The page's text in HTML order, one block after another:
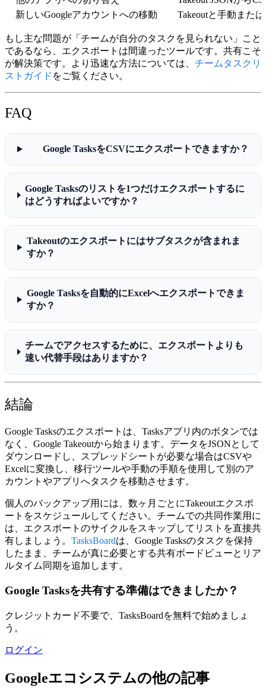
新しいGoogleアカウントへの移動
Takeoutと手動また
もし主な問題が「チームが自分のタスクを見られない」こと
であるなら、エクスポートは間違ったツールです。共有こそ
が解決策です。より迅速な方法については、 チームタスクリ
ストガイド をご覧ください。
FAQ
Google TasksをCSVにエクスポートできますか？
Google Tasksのリストを1つだけエクスポートするに
はどうすればよいですか？
Takeoutのエクスポートにはサブタスクが含まれま
すか？
Google Tasksを自動的にExcelへエクスポートできま
すか？
チームでアクセスするために、エクスポートよりも
速い代替手段はありますか？
結論
Google Tasksのエクスポート は、Tasksアプリ内のボタンでは
なく、Google Takeoutから始まります。データをJSONとして
ダウンロードし、スプレッドシートが必要な場合はCSVや
Excelに変換し、移行ツールや手動の手順を使用して別のア
カウントやアプリへタスクを移動させます。
個人のバックアップ用には、数ヶ月ごとにTakeoutエクスポ
ートをスケジュールしてください。チームでの共同作業用に
は、エクスポートのサイクルをスキップしてリストを直接共
有しましょう。 TasksBoardは、Google Tasksのタスクを保持
したまま、チームが真に必要とする共有ボードビューとリア
ルタイム同期を追加します。
Google Tasksを共有する準備はできましたか？
クレジットカード不要で、TasksBoardを無料で始めましょ
う。
ログイン
Googleエコシステムの他の記事